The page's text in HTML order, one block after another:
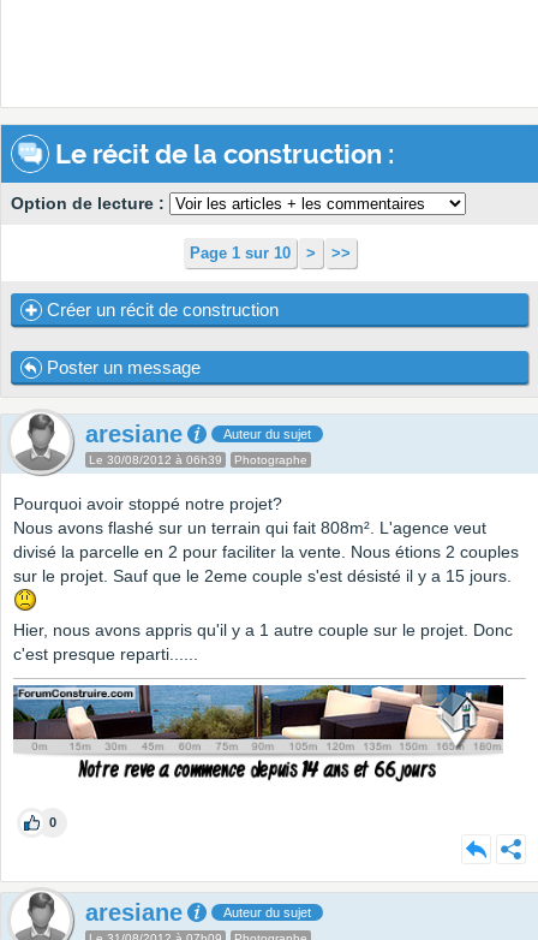
Le récit de la construction :
Option de lecture :
Page 1 sur 10 > >>
Créer un récit de construction
Poster un message
aresiane Auteur du sujet
Le 30/08/2012 à 06h39 Photographe
Pourquoi avoir stoppé notre projet?
Nous avons flashé sur un terrain qui fait 808m². L'agence veut
divisé la parcelle en 2 pour faciliter la vente. Nous étions 2 couples
sur le projet. Sauf que le 2eme couple s'est désisté il y a 15 jours.
Hier, nous avons appris qu'il y a 1 autre couple sur le projet. Donc
c'est presque reparti......
0
aresiane Auteur du sujet